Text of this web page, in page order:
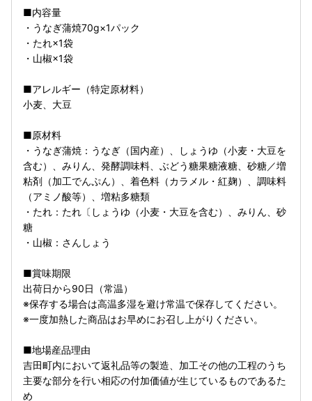
■内容量
・うなぎ蒲焼70g×1パック
・たれ×1袋
・山椒×1袋
■アレルギー（特定原材料）
小麦、大豆
■原材料
・うなぎ蒲焼：うなぎ（国内産）、しょうゆ（小麦・大豆を
含む）、みりん、発酵調味料、ぶどう糖果糖液糖、砂糖／増
粘剤（加工でんぷん）、着色料（カラメル・紅麹）、調味料
（アミノ酸等）、増粘多糖類
・たれ：たれ〔しょうゆ（小麦・大豆を含む）、みりん、砂
糖
・山椒：さんしょう
■賞味期限
出荷日から90日（常温）
※保存する場合は高温多湿を避け常温で保存してください。
※一度加熱した商品はお早めにお召し上がりください。
■地場産品理由
吉田町内において返礼品等の製造、加工その他の工程のうち
主要な部分を行い相応の付加価値が生じているものであるた
め